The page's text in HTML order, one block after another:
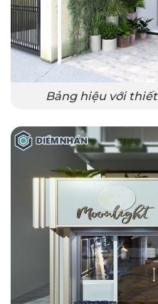
Bảng hiệu với